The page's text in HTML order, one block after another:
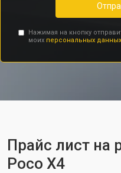
Нажимая на кнопку
моих персональных
Прайс лист на
Poco X4